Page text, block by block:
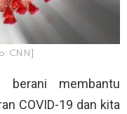
CNN]
berani membantu
COVID-19 dan kita